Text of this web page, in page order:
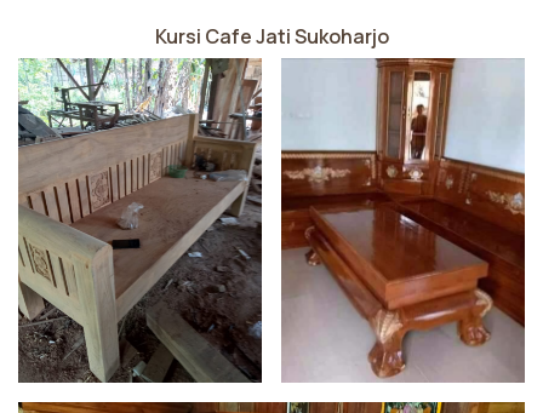
Kursi Cafe Jati Sukoharjo